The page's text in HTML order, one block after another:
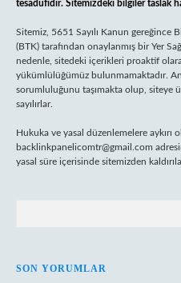
tesadüfidir. Sitemizdeki bilgiler taslak
Sitemiz, 5651 Sayılı Kanun gereğince
(BTK) tarafından onaylanmış bir Yer
nedenle, sitedeki içerikleri proaktif
yükümlülüğümüz bulunmamaktadır.
sorumluluğunu taşımakta olup, siteye
sayılırlar.
Hukuka ve yasal düzenlemelere
backlinkpanelicomtr@gmail.com
yasal süre içerisinde sitemizden
SON YORUMLAR